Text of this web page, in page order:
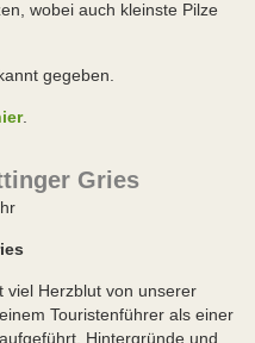
wobei auch kleinste Pilze
gegeben.
.
Gries
viel Herzblut von unserer
Touristenführer als einer
Hintergründe und